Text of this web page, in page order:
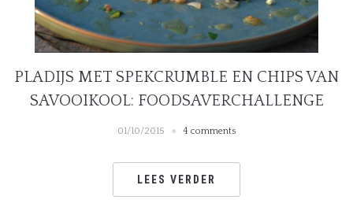
PLADIJS MET SPEKCRUMBLE EN CHIPS VAN
SAVOOIKOOL: FOODSAVERCHALLENGE
01/10/2015 4 comments
LEES VERDER